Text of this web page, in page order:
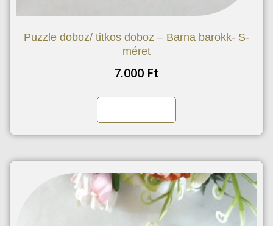
Puzzle doboz/ titkos doboz – Barna barokk- S-
méret
7.000 Ft